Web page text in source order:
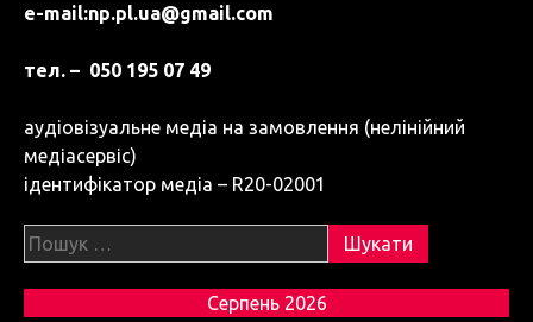
e-mail:np.pl.ua@gmail.com
тел. – 050 195 07 49
аудіовізуальне медіа на замовлення (нелінійний
медіасервіс)
ідентифікатор медіа – R20-02001
Пошук:
Серпень 2026